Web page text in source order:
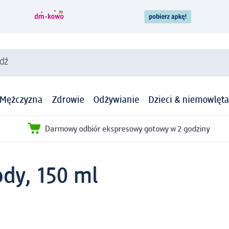
Mężczyzna Zdrowie Odżywianie Dzieci & niemowlęta
Darmowy odbiór ekspresowy gotowy w 2 godziny
150 ml